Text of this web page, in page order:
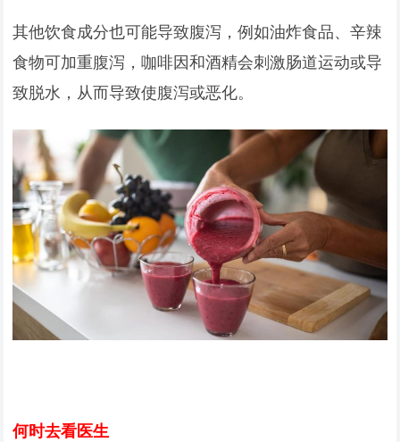
其他饮食成分也可能导致腹泻，例如油炸食品、辛辣
食物可加重腹泻，咖啡因和酒精会刺激肠道运动或导
致脱水，从而导致使腹泻或恶化。
何时去看医生